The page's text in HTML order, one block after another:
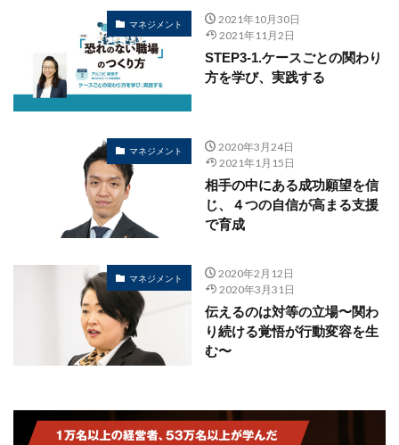
マネジメント
2021年10月30日
2021年11月2日
STEP3-1.ケースごとの関わり
方を学び、実践する
マネジメント
2020年3月24日
2021年1月15日
相手の中にある成功願望を信
じ、４つの自信が高まる支援
で育成
マネジメント
2020年2月12日
2020年3月31日
伝えるのは対等の立場〜関わ
り続ける覚悟が行動変容を生
む〜